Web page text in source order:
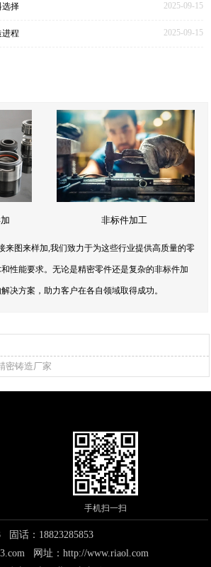
2025-09-15
选择
2025-09-15
程
非标件加工
来图来样加,我们致力于为这些行业提供高质量的零
性能要求。无论是精密零件还是复杂的非标件加
决方案，助力客户在各自领域取得成功。
密铸造厂家
手机扫一扫
固话：18823285853
网址：http://www.riaol.com